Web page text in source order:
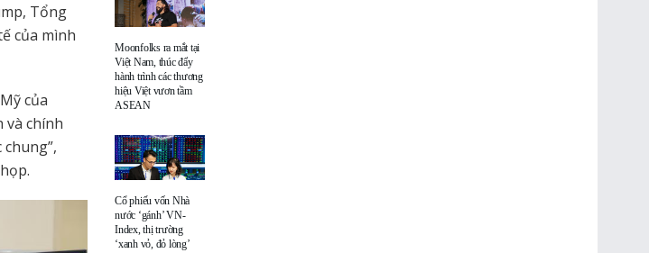
Tổng
của mình
của
và chính
Moonfolks ra mắt tại
Việt Nam, thúc đẩy
hành trình các thương
hiệu Việt vươn tầm
ASEAN
Cổ phiếu vốn Nhà
nước ‘gánh’ VN-
Index, thị trường
‘xanh vỏ, đỏ lòng’